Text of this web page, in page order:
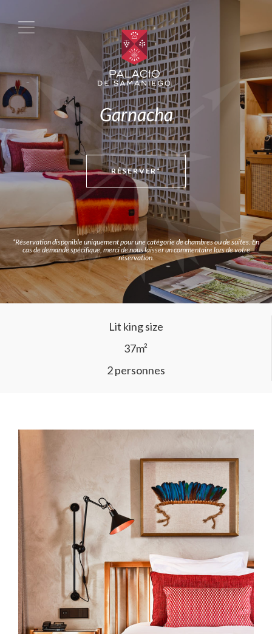
Garnacha
RÉSERVER*
*Réservation disponible uniquement pour une catégorie de chambres ou de suites. En
cas de demande spécifique, merci de nous laisser un commentaire lors de votre
réservation.
Lit king size
37m²
2 personnes